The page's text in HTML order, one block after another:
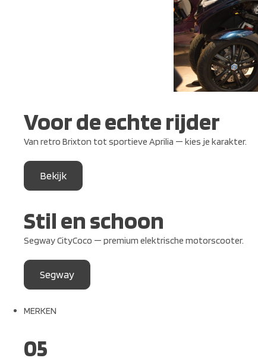
Voor de echte rijder
Van retro Brixton tot sportieve Aprilia — kies je karakter.
Bekijk
Stil en schoon
Segway CityCoco — premium elektrische motorscooter.
Segway
MERKEN
05